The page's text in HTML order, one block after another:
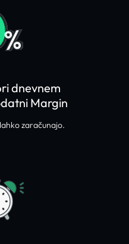
zaračunajo.
dnevnem
Margin